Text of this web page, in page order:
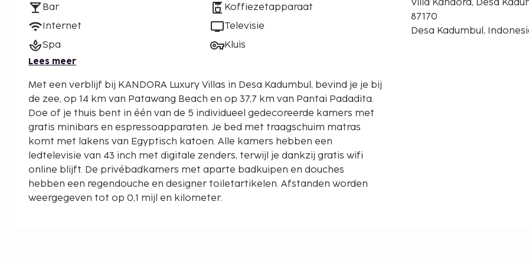
Bar
Internet
Spa
Koffiezetapparaat
Televisie
Kluis
Lees meer
Met een verblijf bij KANDORA Luxury Villas in Desa Kadumbul, bevind je je bij
de zee, op 14 km van Patawang Beach en op 37,7 km van Pantai Padadita.
Doe of je thuis bent in één van de 5 individueel gedecoreerde kamers met
gratis minibars en espressoapparaten. Je bed met traagschuim matras
komt met lakens van Egyptisch katoen. Alle kamers hebben een
ledtelevisie van 43 inch met digitale zenders, terwijl je dankzij gratis wifi
online blijft. De privébadkamers met aparte badkuipen en douches
hebben een regendouche en designer toiletartikelen. Afstanden worden
weergegeven tot op 0,1 mijl en kilometer.
Villa Kandora, Desa
87170
Desa Kadumbul,